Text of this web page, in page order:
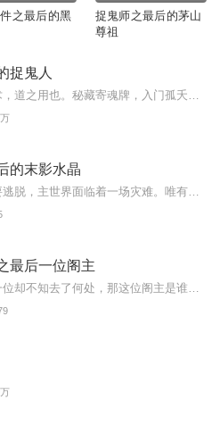
之最后的黑
捉鬼师之最后的茅山
尊祖
捉鬼人
的末影水晶
最后一位阁主